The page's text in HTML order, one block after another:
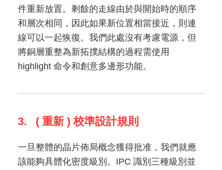
件重新放置。剩餘的走線由於與開始時的順序
和層次相同，因此如果新位置相當接近，則連
線可以一起恢復。我們此處沒有考慮電源，但
將銅層重整為新拓撲結構的過程需使用
highlight 命令和創意多邊形功能。
3. ( 重新 ) 校準設計規則
一旦整體的晶片佈局概念獲得批准，我們就應
該能夠具體化密度級別。IPC 識別三種級別並